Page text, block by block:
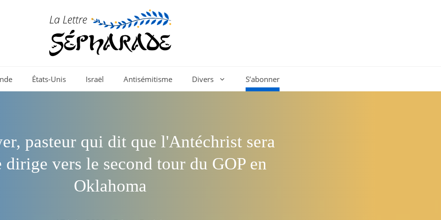
États-Unis Israël Antisémitisme Divers S’abonner
pasteur qui dit que l'Antéchrist sera
vers le second tour du GOP en
Oklahoma